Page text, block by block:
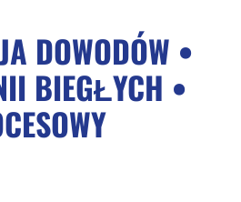
DOWODÓW •
BIEGŁYCH •